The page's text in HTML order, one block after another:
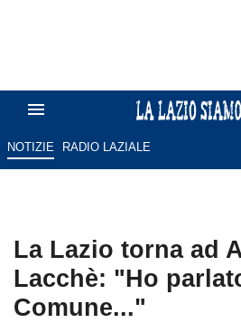
NOTIZIE RADIO LAZIALE
La Lazio torna ad
Lacchè: "Ho
Comune..."